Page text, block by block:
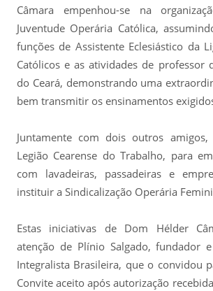
Câmara empenhou-se na
Juventude Operária Católica,
funções de Assistente Eclesiástico da
Católicos e as atividades de professor
do Ceará, demonstrando uma
bem transmitir os ensinamentos
Juntamente com dois outros
Legião Cearense do Trabalho, para
com lavadeiras, passadeiras e
instituir a Sindicalização Operária
Estas iniciativas de Dom Hélder
atenção de Plínio Salgado, fundador
Integralista Brasileira, que o convidou
Convite aceito após autorização